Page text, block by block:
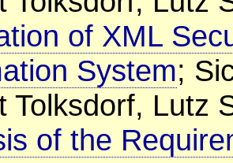
of XML
System;
Tolksdorf, Lutz
of the